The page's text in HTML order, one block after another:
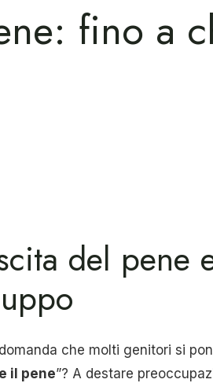
fino a
del pene
che molti genitori si
il pene”? A destare